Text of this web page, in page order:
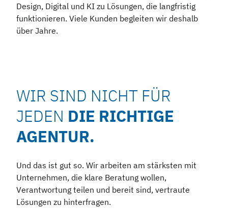
Design, Digital und KI zu Lösungen, die langfristig
funktionieren. Viele Kunden begleiten wir deshalb
über Jahre.
WIR SIND NICHT FÜR
JEDEN DIE RICHTIGE
AGENTUR.
Und das ist gut so. Wir arbeiten am stärksten mit
Unternehmen, die klare Beratung wollen,
Verantwortung teilen und bereit sind, vertraute
Lösungen zu hinterfragen.